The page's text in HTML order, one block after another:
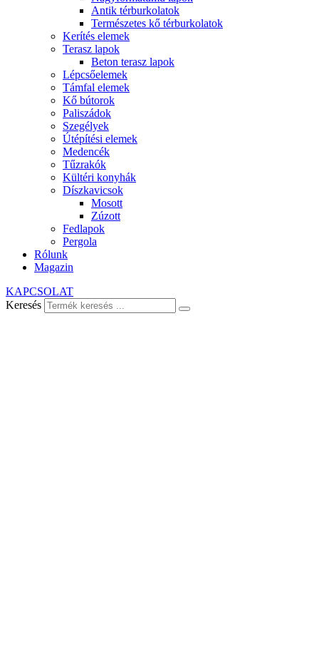
Antik térburkolatok
Természetes kő térburkolatok
Kerítés elemek
Terasz lapok
Beton terasz lapok
Lépcsőelemek
Támfal elemek
Kő bútorok
Paliszádok
Szegélyek
Útépítési elemek
Medencék
Tűzrakók
Kültéri konyhák
Díszkavicsok
Mosott
Zúzott
Fedlapok
Pergola
Rólunk
Magazin
KAPCSOLAT
Keresés